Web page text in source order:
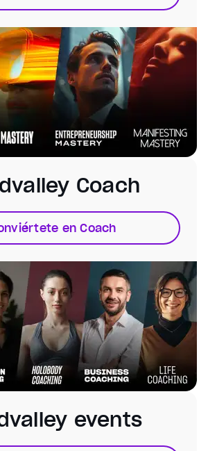
, selected
, opens subtitles settings dialog
window. Escape will cancel and
Transparency
Transparency
Coach
en Coach
events